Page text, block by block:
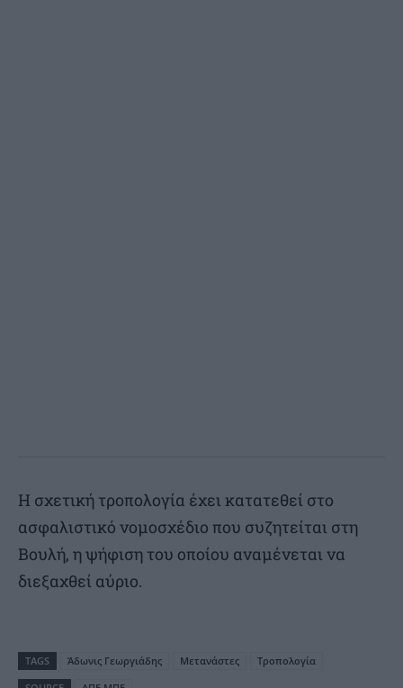
Η σχετική τροπολογία έχει κατατεθεί στο
ασφαλιστικό νομοσχέδιο που συζητείται στη
Βουλή, η ψήφιση του οποίου αναμένεται να
διεξαχθεί αύριο.
TAGS Άδωνις Γεωργιάδης Μετανάστες
Τροπολογία